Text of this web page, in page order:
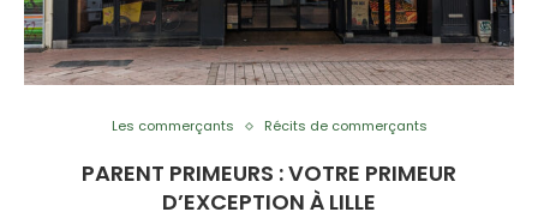
Les commerçants Récits de commerçants
PARENT PRIMEURS : VOTRE PRIMEUR
D’EXCEPTION À LILLE